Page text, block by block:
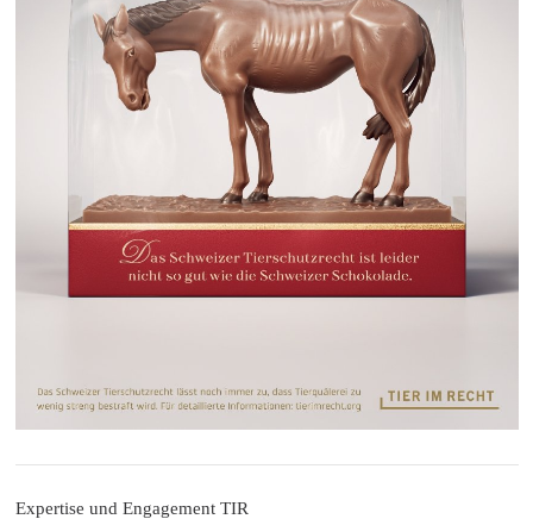
Expertise und Engagement TIR